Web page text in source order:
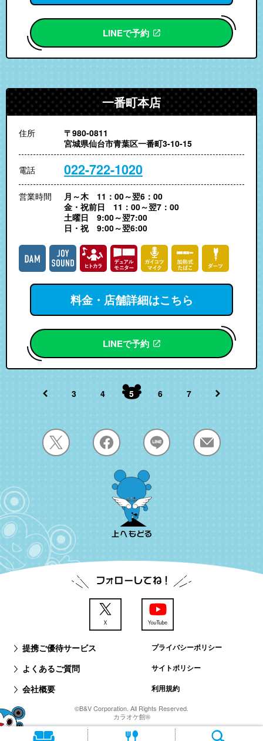
LINEで予約
一番町本店
住所
〒980-0811
宮城県仙台市青葉区一番町3-10-15
電話 022-722-1020
営業時間
月～木 11：00～翌6：00
金・祝前日 11：00～翌7：00
土曜日 9:00～翌7:00
日・祝 9:00～翌6:00
料金・店舗詳細はこちら
LINEで予約
3 4 5 6 7
提携ご優待サービス
よくあるご質問
会社概要
プライバシーポリシー
サイトポリシー
利用規約
©B&V Corporation. All Rights Reserved.
カラオケ館®